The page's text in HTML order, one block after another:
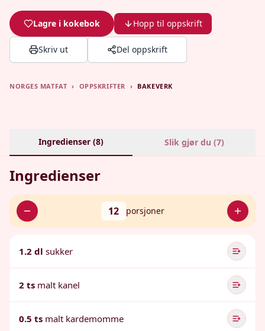
Lagre i kokebok Hopp til oppskrift
Skriv ut Del oppskrift
NORGES MATFAT › OPPSKRIFTER › BAKEVERK
Ingredienser (8) Slik gjør du (7)
Ingredienser
12 porsjoner
1.2 dl sukker
2 ts malt kanel
0.5 ts malt kardemomme